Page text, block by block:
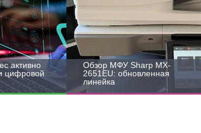
активно
цифровой
Обзор МФУ Sharp MX-
2651EU: обновленная
линейка